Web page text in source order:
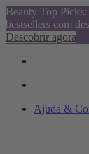
Beauty Top
bestsellers com
Descobrir agora
Ajuda &